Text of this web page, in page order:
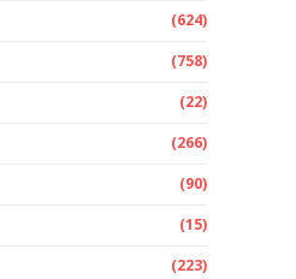
(624)
(758)
(22)
(266)
(90)
(15)
(223)